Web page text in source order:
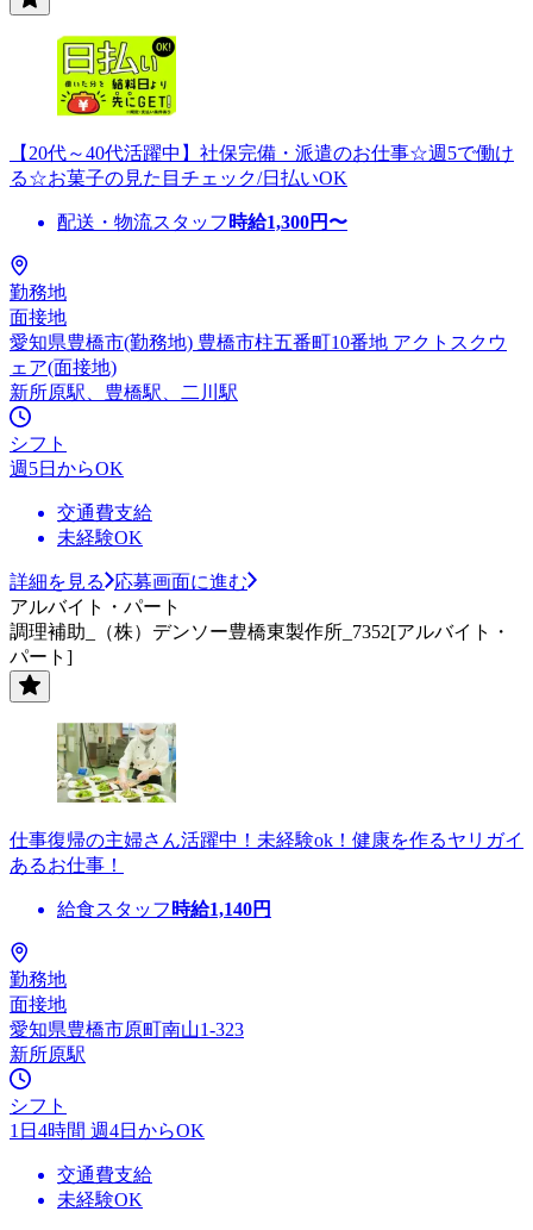
【20代～40代活躍中】社保完備・派遣のお仕事☆週5で働け
る☆お菓子の見た目チェック/日払いOK
配送・物流スタッフ 時給1,300円〜
勤務地
面接地
愛知県豊橋市(勤務地) 豊橋市柱五番町10番地 アクトスクウ
ェア(面接地)
新所原駅、豊橋駅、二川駅
シフト
週5日からOK
交通費支給
未経験OK
詳細を見る
応募画面に進む
アルバイト・パート
調理補助_（株）デンソー豊橋東製作所_7352[アルバイト・
パート]
仕事復帰の主婦さん活躍中！未経験ok！健康を作るヤリガイ
あるお仕事！
給食スタッフ 時給1,140円
勤務地
面接地
愛知県豊橋市原町南山1-323
新所原駅
シフト
1日4時間 週4日からOK
交通費支給
未経験OK